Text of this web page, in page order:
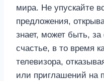
мира. Не упускайте
предложения,
знает, может быть,
счастье, в то время
телевизора,
или приглашений на